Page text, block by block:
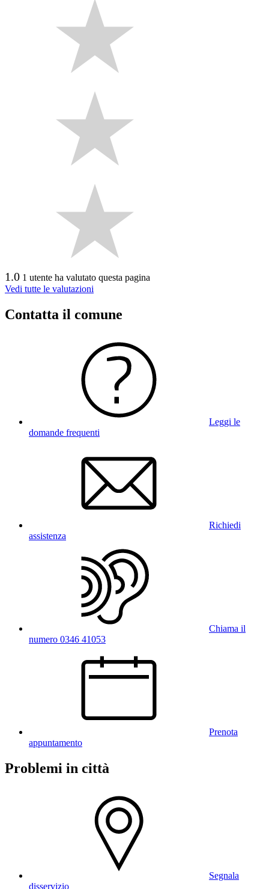
1.0 1 utente ha valutato questa pagina
Vedi tutte le valutazioni
Contatta il comune
Leggi le
domande frequenti
Richiedi
assistenza
Chiama il
numero 0346 41053
Prenota
appuntamento
Problemi in città
Segnala
disservizio